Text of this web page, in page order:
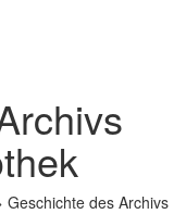
Geschichte des Archivs